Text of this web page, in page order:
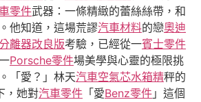
零件武器：一條精緻的蕾絲絲帶，和
他知道，這場荒謬汽車材料的戀奧迪
離器改良版考驗，已經從一賓士零件
Porsche零件場美學與心靈的極限挑
「愛？」林天汽車空氣芯水箱精秤的
，她對汽車零件 「愛Benz零件 」這個